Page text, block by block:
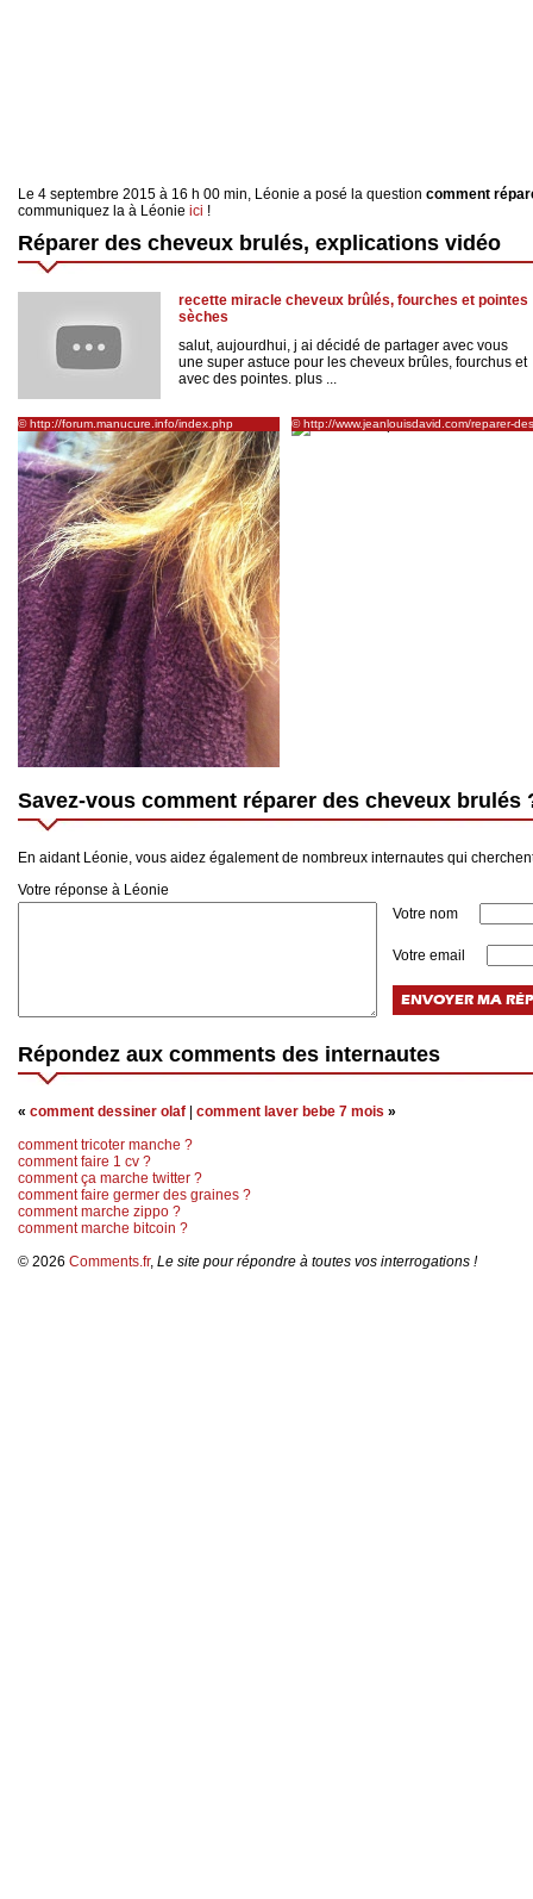
Le 4 septembre 2015 à 16 h 00 min, Léonie a posé la question comment
communiquez la à Léonie ici !
Réparer des cheveux brulés, explications vidéo
recette miracle cheveux brûlés, fourches et pointes
sèches
salut, aujourdhui, j ai décidé de partager avec vous
une super astuce pour les cheveux brûles, fourchus et
avec des pointes. plus ...
© http://forum.manucure.info/index.php
© http://www.jeanlouisdavid.com/reparer-
cheveux-brules-par-une-permanente/
Savez-vous comment réparer des cheveux brulés
En aidant Léonie, vous aidez également de nombreux internautes qui
Votre réponse à Léonie
Votre nom
Votre email
Répondez aux comments des internautes
« comment dessiner olaf comment laver bebe 7 mois »
comment tricoter manche ?
comment faire 1 cv ?
comment ça marche twitter ?
comment faire germer des graines ?
comment marche zippo ?
comment marche bitcoin ?
© 2026 Comments.fr, Le site pour répondre à toutes vos interrogations !